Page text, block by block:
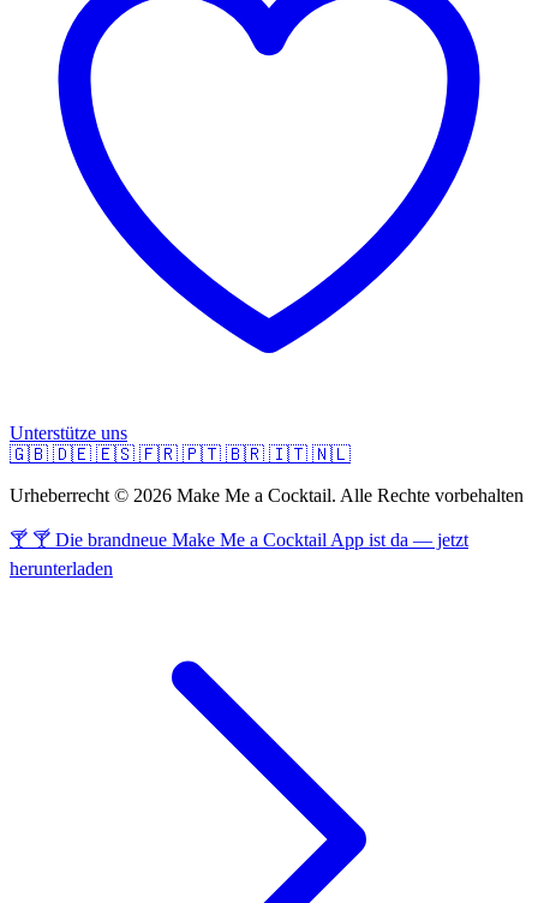
Unterstütze uns
🇬🇧 🇩🇪 🇪🇸 🇫🇷 🇵🇹 🇧🇷 🇮🇹 🇳🇱
Urheberrecht © 2026 Make Me a Cocktail. Alle Rechte vorbehalten
🍸 🍸 Die brandneue Make Me a Cocktail App ist da — jetzt
herunterladen